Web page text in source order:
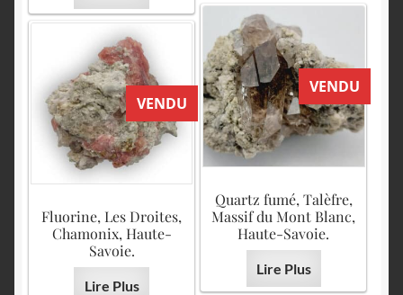
VENDU
Quartz fumé, Talèfre,
Massif du Mont Blanc,
Haute-Savoie.
Lire Plus
VENDU
Fluorine, Les Droites,
Chamonix, Haute-
Savoie.
Lire Plus